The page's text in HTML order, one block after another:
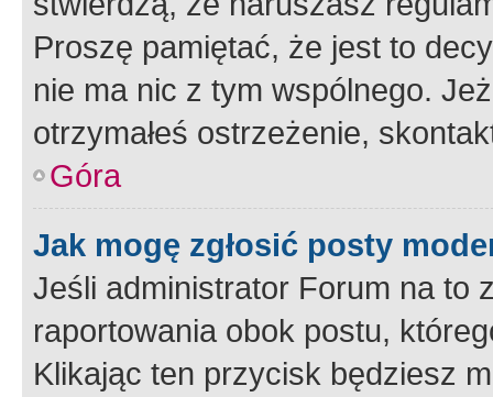
Proszę pamiętać, że jest to
nie ma nic z tym wspólnego.
otrzymałeś ostrzeżenie,
Góra
Jak mogę zgłosić posty
Jeśli administrator Forum na to
raportowania obok postu,
Klikając ten przycisk będziesz